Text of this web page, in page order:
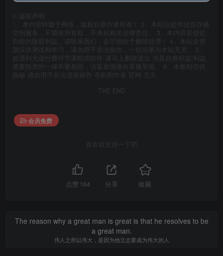
版权声明
1、本内容转载于网络，版权归原作者所有！ 2、本站仅提供信息存储
空间服务，不拥有所有权，不承担相关法律责任。 3、本内容若侵犯
到你的版权利益，请联系我们，会尽快给予删除处理！ 4、本站全资
源仅供测试和学习，请勿用于非法操作，一切后果与本站无关。 5、
如遇到充值付费环节课程或软件 请马上删除退出 涉及自身权益/利益
需要投资的一律不要相信，访客发现请向客服举报。 6、本教程仅供
揭秘 请勿用于非法违规操作 否则和作者 官网 无关
THE END
会员免费
喜欢就支持一下吧
点赞 164 分享 收藏
The reason why a great man is great is that he resolves to be
a great man.
伟人之所以伟大，是因为他立志要成为伟大的人